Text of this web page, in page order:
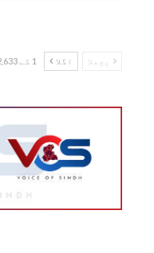
پچھلا اگلا 1 کے 2,633